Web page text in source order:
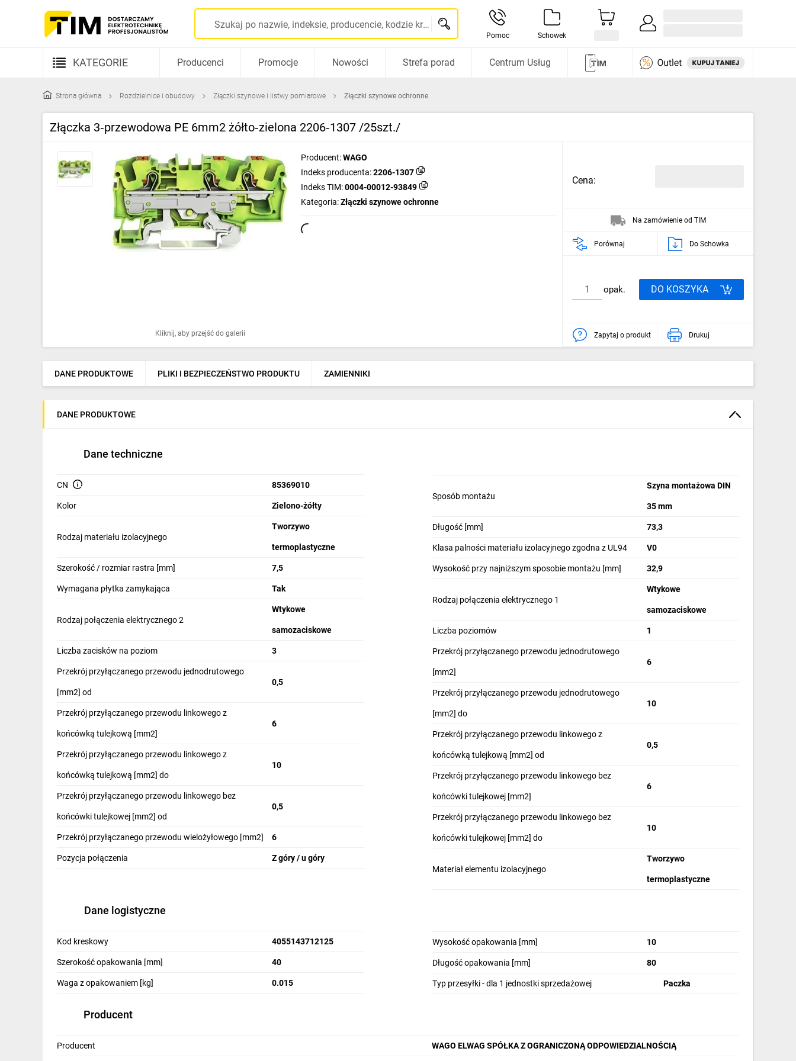
Szukaj po nazwie, indeksie, producencie, kodzie kreskowym...
Pomoc Schowek
KATEGORIE
Kable i przewody
Rozdzielnice i obudowy
Elementy prowadzenia kabli
Ogrzewanie
Elektronarzędzia i mierniki
Dom i ogród
IT, GSM
Odzież ochronna i BHP
Inne
Wentylacja i rekuperacja
Producenci Promocje Nowości Strefa porad Centrum Usług
Strona główna Rozdzielnice i obudowy Złączki szynowe i listwy pomiarowe Złączki szynowe ochronne
Złączka 3‑przewodowa PE 6mm2 żółto‑zielona 2206‑1307 /25szt./
Kliknij, aby przejść do galerii
Producent:WAGO
Indeks producenta:2206-1307
Indeks TIM:0004-00012-93849
Kategoria:Złączki szynowe ochronne
Cena:
Na zamówienie od TIM
Porównaj Do Schowka
opak. DO KOSZYKA
Zapytaj o produkt Drukuj
DANE PRODUKTOWE PLIKI I BEZPIECZEŃSTWO PRODUKTU ZAMIENNIKI
DANE PRODUKTOWE
Dane techniczne
CN 85369010
Kolor Zielono-żółty
Rodzaj materiału izolacyjnego
Tworzywo
termoplastyczne
Szerokość / rozmiar rastra [mm] 7,5
Wymagana płytka zamykająca Tak
Rodzaj połączenia elektrycznego 2
Wtykowe
samozaciskowe
Liczba zacisków na poziom 3
Przekrój przyłączanego przewodu jednodrutowego
[mm2] od
0,5
Przekrój przyłączanego przewodu linkowego z
końcówką tulejkową [mm2]
6
Przekrój przyłączanego przewodu linkowego z
końcówką tulejkową [mm2] do
10
Przekrój przyłączanego przewodu linkowego bez
końcówki tulejkowej [mm2] od
0,5
Przekrój przyłączanego przewodu wielożyłowego [mm2] 6
Pozycja połączenia Z góry / u góry
Sposób montażu
Szyna montażowa DIN
35 mm
Długość [mm] 73,3
Klasa palności materiału izolacyjnego zgodna z UL94 V0
Wysokość przy najniższym sposobie montażu [mm] 32,9
Rodzaj połączenia elektrycznego 1
Wtykowe
samozaciskowe
Liczba poziomów 1
Przekrój przyłączanego przewodu jednodrutowego
[mm2]
6
Przekrój przyłączanego przewodu jednodrutowego
[mm2] do
10
Przekrój przyłączanego przewodu linkowego z
końcówką tulejkową [mm2] od
0,5
Przekrój przyłączanego przewodu linkowego bez
końcówki tulejkowej [mm2]
6
Przekrój przyłączanego przewodu linkowego bez
końcówki tulejkowej [mm2] do
10
Materiał elementu izolacyjnego
Tworzywo
termoplastyczne
Dane logistyczne
Kod kreskowy 4055143712125
Szerokość opakowania [mm] 40
Waga z opakowaniem [kg] 0.015
Wysokość opakowania [mm] 10
Długość opakowania [mm] 80
Typ przesyłki - dla 1 jednostki sprzedażowej Paczka
Producent
Producent WAGO ELWAG SPÓŁKA Z OGRANICZONĄ ODPOWIEDZIALNOŚCIĄ